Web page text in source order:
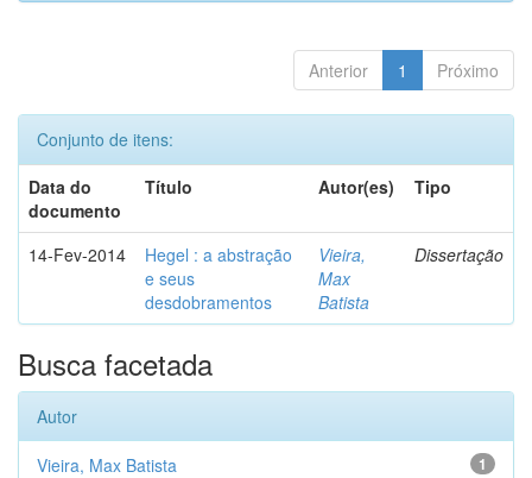
Anterior 1 Próximo
Conjunto de itens:
Data do
documento
Título Autor(es) Tipo
14-Fev-2014
Hegel : a abstração
e seus
desdobramentos
Vieira,
Max
Batista
Dissertação
Busca facetada
Autor
1
Vieira, Max Batista